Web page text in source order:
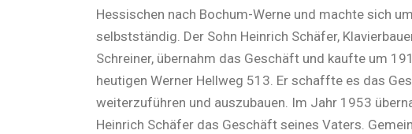
Hessischen nach Bochum-Werne und machte sich
selbstständig. Der Sohn Heinrich Schäfer,
Schreiner, übernahm das Geschäft und kaufte um
heutigen Werner Hellweg 513. Er schaffte es das
weiterzuführen und auszubauen. Im Jahr 1953
Heinrich Schäfer das Geschäft seines Vaters.